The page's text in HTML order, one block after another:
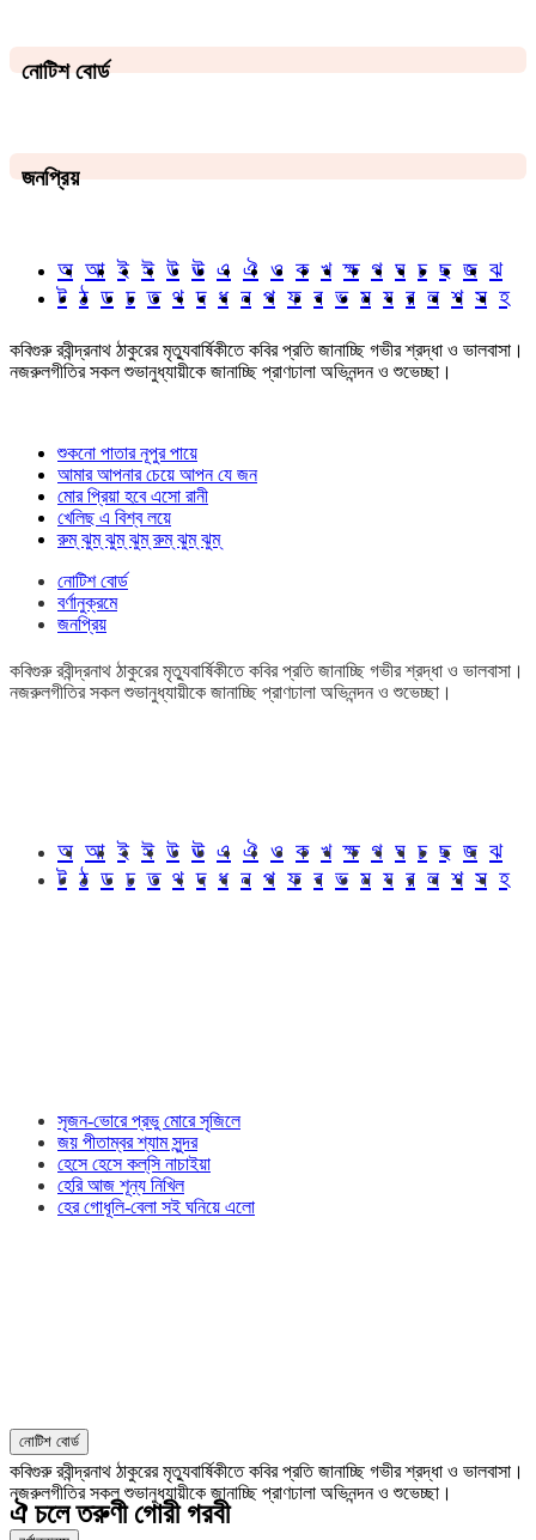
নোটিশ বোর্ড
জনপ্রিয়
অ আ ই ঈ উ ঊ এ ঐ ও ক খ ক্ষ গ ঘ চ ছ জ ঝ
ট ঠ ড ঢ ত থ দ ধ ন প ফ ব ভ ম য র ল শ স হ
কবিগুরু রবীন্দ্রনাথ ঠাকুরের মৃত্যুবার্ষিকীতে কবির প্রতি জানাচ্ছি গভীর শ্রদ্ধা ও ভালবাসা।
নজরুলগীতির সকল শুভানুধ্যায়ীকে জানাচ্ছি প্রাণঢালা অভিনন্দন ও শুভেচ্ছা।
শুকনো পাতার নূপুর পায়ে
আমার আপনার চেয়ে আপন যে জন
মোর প্রিয়া হবে এসো রানী
খেলিছ এ বিশ্ব লয়ে
রুম্ ঝুম্ ঝুম্ ঝুম্ রুম্ ঝুম্ ঝুম্
নোটিশ বোর্ড
বর্ণানুক্রমে
জনপ্রিয়
কবিগুরু রবীন্দ্রনাথ ঠাকুরের মৃত্যুবার্ষিকীতে কবির প্রতি জানাচ্ছি গভীর শ্রদ্ধা ও ভালবাসা।
নজরুলগীতির সকল শুভানুধ্যায়ীকে জানাচ্ছি প্রাণঢালা অভিনন্দন ও শুভেচ্ছা।
অ আ ই ঈ উ ঊ এ ঐ ও ক খ ক্ষ গ ঘ চ ছ জ ঝ
ট ঠ ড ঢ ত থ দ ধ ন প ফ ব ভ ম য র ল শ স হ
সৃজন-ভোরে প্রভু মোরে সৃজিলে
জয় পীতাম্বর শ্যাম সুন্দর
হেসে হেসে কল্‌সি নাচাইয়া
হেরি আজ শূন্য নিখিল
হের গোধূলি-বেলা সই ঘনিয়ে এলো
নোটিশ বোর্ড
কবিগুরু রবীন্দ্রনাথ ঠাকুরের মৃত্যুবার্ষিকীতে কবির প্রতি জানাচ্ছি গভীর শ্রদ্ধা ও ভালবাসা।
নজরুলগীতির সকল শুভানুধ্যায়ীকে জানাচ্ছি প্রাণঢালা অভিনন্দন ও শুভেচ্ছা।
ঐ চলে তরুণী গোরী গরবী